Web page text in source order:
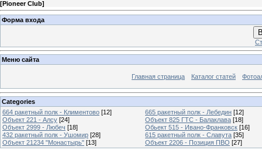
[Pioneer Club]
Форма входа
Меню сайта
Главная страница Каталог статей
Categories
664 ракетный полк - Климентово [12] 665 ракетный полк - Лебедин [12]
Объект 221 - Алсу [24] Объект 825 ГТС - Балаклава [18]
Объект 2999 - Любеч [18] Обьект 515 - Ивано-Франковск [16]
432 ракетный полк - Ушомир [28] 615 ракетный полк - Славута [35]
Объект 21234 "Монастырь" [13] Объект 2206 - Позиция ПВО [27]